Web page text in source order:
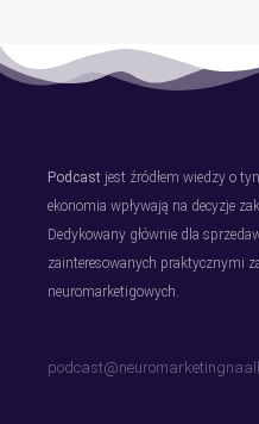
Podcast jest źródłem wiedzy o
ekonomia wpływają na decyzje
Dedykowany głównie dla
zainteresowanych praktycznymi
neuromarketigowych.